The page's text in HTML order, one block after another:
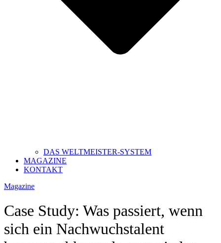
DAS WELTMEISTER-SYSTEM
MAGAZINE
KONTAKT
Magazine
Case Study: Was passiert, wenn
sich ein Nachwuchstalent